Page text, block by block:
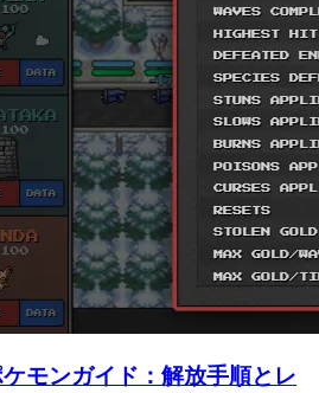
モンガイド：解放手順とレ